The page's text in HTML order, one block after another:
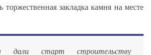
торжественная закладка камня на месте
дали старт строительству